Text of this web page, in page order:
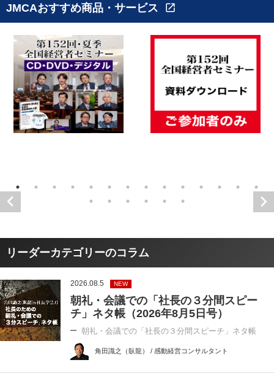
JMCAおすすめ商品・サービス open_in_new
リーダーカテゴリーのコラム
2026.08.5 NEW
朝礼・会議での「社長の３分間スピー
チ」ネタ帳（2026年8月5日号）
朝礼・会議での「社長の３分間スピーチ」ネタ帳
角田識之（臥龍） / 感動経営コンサルタント